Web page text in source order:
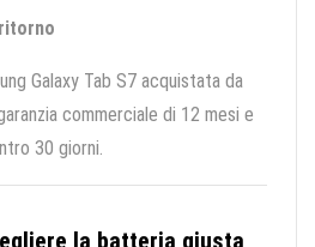
Galaxy Tab S7 acquistata da
commerciale di 12 mesi e
30 giorni.